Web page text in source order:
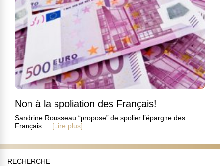
Non à la spoliation des Français!
Sandrine Rousseau “propose” de spolier l’épargne des
Français ...
[Lire plus]
RECHERCHE